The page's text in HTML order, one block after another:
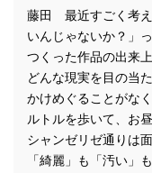
藤田 最近すごく考え
いんじゃないか？」
つくった作品の出来
どんな現実を目の当
かけめぐることがな
ルトルを歩いて、お
シャンゼリゼ通りは
「綺麗」も「汚い」